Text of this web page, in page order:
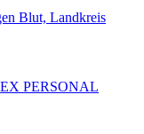
Blut, Landkreis